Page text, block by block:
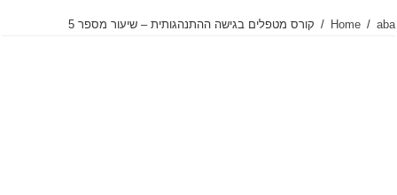
Home / aba
/ קורס מטפלים בגישה ההתנהגותית – שיעור מספר 5